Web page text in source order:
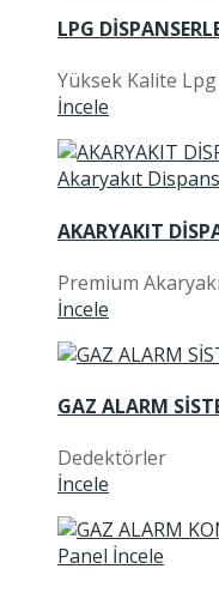
LPG
Yüksek Kalite
İncele
AKARYAKIT
Premium
İncele
GAZ ALARM
Dedektörler
İncele